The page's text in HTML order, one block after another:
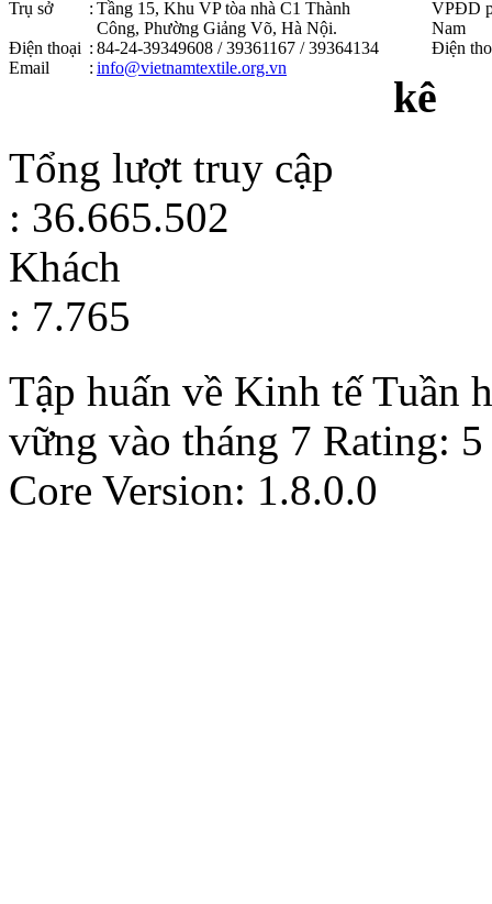
Trụ sở : Tầng 15, Khu VP tòa nhà C1 Thành
Công, Phường Giảng Võ, Hà Nội .
Điện thoại : 84-24-39349608 / 39361167 / 39364134
Email
: info@vietnamtextile.org.vn
VPĐD
Nam
Điện
kê
Tổng lượt truy cập
: 36.665.502
Khách
: 7.765
Tập huấn về Kinh tế Tuần
vững vào tháng 7 Rating: 5
Core Version: 1.8.0.0